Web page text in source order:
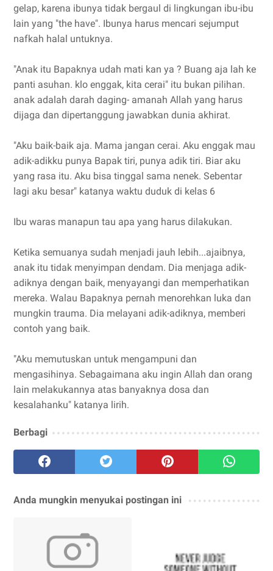
gelap, karena ibunya tidak bergaul di lingkungan ibu-ibu
lain yang "the have". Ibunya harus mencari sejumput
nafkah halal untuknya.
"Anak itu Bapaknya udah mati kan ya ? Buang aja lah ke
panti asuhan. klo enggak, kita cerai" itu bukan pilihan.
anak adalah darah daging- amanah Allah yang harus
dijaga dan dipertanggung jawabkan dunia akhirat.
"Aku baik-baik aja. Mama jangan cerai. Aku enggak mau
adik-adikku punya Bapak tiri, punya adik tiri. Biar aku
yang rasa itu. Aku bisa tinggal sama nenek. Sebentar
lagi aku besar" katanya waktu duduk di kelas 6
Ibu waras manapun tau apa yang harus dilakukan.
Ketika semuanya sudah menjadi jauh lebih...ajaibnya,
anak itu tidak menyimpan dendam. Dia menjaga adik-
adiknya dengan baik, menyayangi dan memperhatikan
mereka. Walau Bapaknya pernah menorehkan luka dan
mungkin trauma. Dia melayani adik-adiknya, memberi
contoh yang baik.
"Aku memutuskan untuk mengampuni dan
mengasihinya. Sebagaimana aku ingin Allah dan orang
lain melakukannya atas banyaknya dosa dan
kesalahanku" katanya lirih.
Berbagi
Anda mungkin menyukai postingan ini